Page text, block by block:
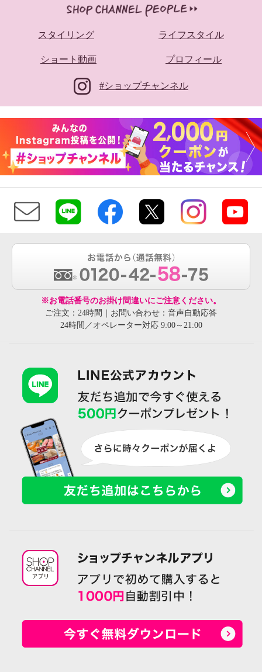
スタイリング ライフスタイル
ショート動画 プロフィール
#ショップチャンネル
※お電話番号のお掛け間違いにご注意ください。
ご注文：24時間｜お問い合わせ：音声自動応答
24時間／オペレーター対応 9:00～21:00